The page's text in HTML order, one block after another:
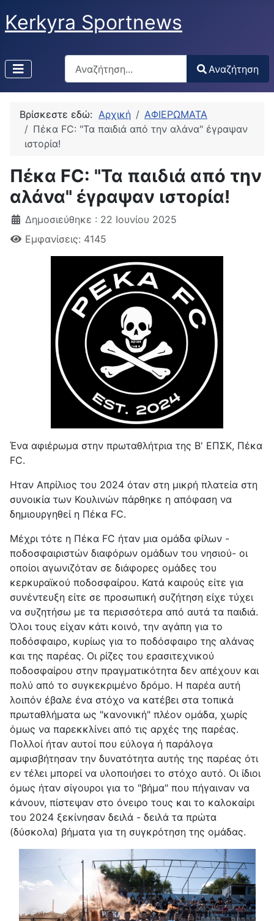
Kerkyra Sportnews
Αναζήτηση
Type 2 or more characters for results.
Αναζήτηση
Βρίσκεστε εδώ: Αρχική
ΑΦΙΕΡΩΜΑΤΑ
Πέκα FC: "Τα παιδιά από την αλάνα" έγραψαν
ιστορία!
Πέκα FC: "Τα παιδιά από την
αλάνα" έγραψαν ιστορία!
Δημοσιεύθηκε : 22 Ιουνίου 2025
Εμφανίσεις: 4145
Ένα αφιέρωμα στην πρωταθλήτρια της Β' ΕΠΣΚ, Πέκα
FC.
Ηταν Απρίλιος του 2024 όταν στη μικρή πλατεία στη
συνοικία των Κουλινών πάρθηκε η απόφαση να
δημιουργηθεί η Πέκα FC.
Μέχρι τότε η Πέκα FC ήταν μια ομάδα φίλων -
ποδοσφαιριστών διαφόρων ομάδων του νησιού- οι
οποίοι αγωνιζόταν σε διάφορες ομάδες του
κερκυραϊκού ποδοσφαίρου. Κατά καιρούς είτε για
συνέντευξη είτε σε προσωπική συζήτηση είχε τύχει
να συζητήσω με τα περισσότερα από αυτά τα παιδιά.
Όλοι τους είχαν κάτι κοινό, την αγάπη για το
ποδόσφαιρο, κυρίως για το ποδόσφαιρο της αλάνας
και της παρέας. Οι ρίζες του ερασιτεχνικού
ποδοσφαίρου στην πραγματικότητα δεν απέχουν και
πολύ από το συγκεκριμένο δρόμο. Η παρέα αυτή
λοιπόν έβαλε ένα στόχο να κατέβει στα τοπικά
πρωταθλήματα ως "κανονική" πλέον ομάδα, χωρίς
όμως να παρεκκλίνει από τις αρχές της παρέας.
Πολλοί ήταν αυτοί που εύλογα ή παράλογα
αμφισβήτησαν την δυνατότητα αυτής της παρέας ότι
εν τέλει μπορεί να υλοποιήσει το στόχο αυτό. Οι ίδιοι
όμως ήταν σίγουροι για το "βήμα" που πήγαιναν να
κάνουν, πίστεψαν στο όνειρο τους και το καλοκαίρι
του 2024 ξεκίνησαν δειλά - δειλά τα πρώτα
(δύσκολα) βήματα για τη συγκρότηση της ομάδας.